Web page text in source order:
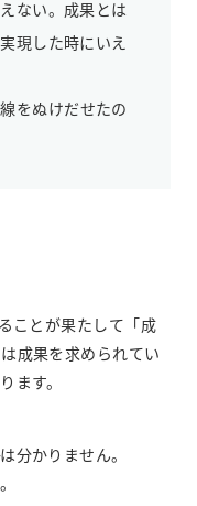
ない。成果とは
現した時にいえ
をぬけだせたの
ことが果たして「成
成果を求められてい
ます。
分かりません。